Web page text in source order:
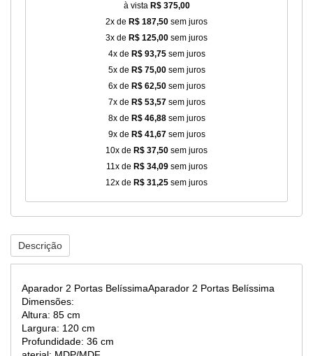
à vista R$ 375,00
2x de R$ 187,50 sem juros
3x de R$ 125,00 sem juros
4x de R$ 93,75sem juros
5x de R$ 75,00sem juros
6x de R$ 62,50sem juros
7x de R$ 53,57sem juros
8x de R$ 46,88sem juros
9x de R$ 41,67sem juros
10x de R$ 37,50 sem juros
11x de R$ 34,09sem juros
12x de R$ 31,25 sem juros
Descrição
Aparador 2 Portas BelíssimaAparador 2 Portas Belíssima
Dimensões:
Altura: 85 cm
Largura: 120 cm
Profundidade: 36 cm